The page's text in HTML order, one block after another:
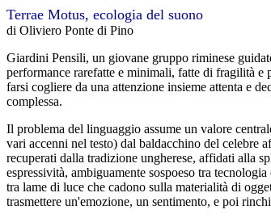
Terrae Motus, ecologia del suono
di Oliviero Ponte di Pino
Giardini Pensili, un giovane gruppo riminese
performance rarefatte e minimali, fatte di fragilità
farsi cogliere da una attenzione insieme attenta e
complessa.
Il problema del linguaggio assume un valore
vari accenni nel testo) dal baldacchino del celebre
recuperati dalla tradizione ungherese, affidati alla
espressività, ambiguamente sospoeso tra
tra lame di luce che cadono sulla materialità di
trasmettere un'emozione, un sentimento, e poi